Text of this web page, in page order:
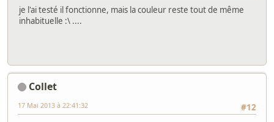
je l'ai testé il fonctionne, mais la couleur reste tout de même
inhabituelle :\ ....
Collet
#12
17 Mai 2013 à 22:41:32